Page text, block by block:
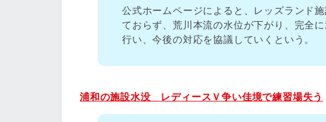
公式ホームページによると、レッズランド
ておらず、荒川本流の水位が下がり、完全
行い、今後の対応を協議していくという。
浦和の施設水没 レディースＶ争い佳境で練習場失う